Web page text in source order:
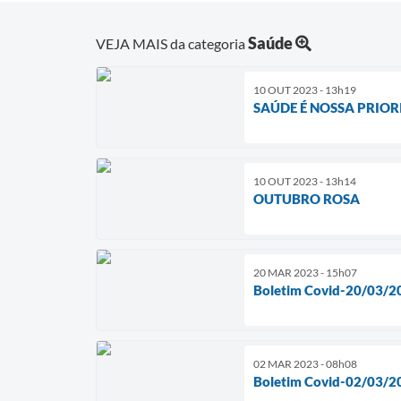
VEJA MAIS da categoriaSaúde
10 OUT 2023 - 13h19
SAÚDE É NOSSA
10 OUT 2023 - 13h14
OUTUBRO ROSA
20 MAR 2023 - 15h07
Boletim Covid-20/03/
02 MAR 2023 - 08h08
Boletim Covid-02/03/